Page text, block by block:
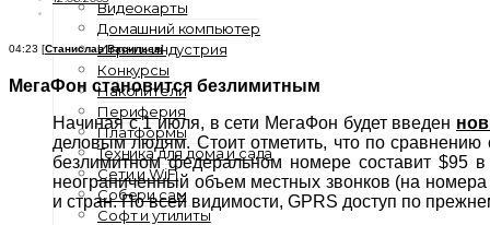
Видеокарты
Домашний компьютер
Игры и индустрия
Конкурсы
Накопители
Периферия
Платформы
Техника для дома и сада
Сети и WiFi
Собери сам
Софт и утилиты
04:23 [Станислав Васильев]
МегаФон становится безлимитным
Начиная с 1 июля, в сети МегаФон будет введен
деловым людям. Стоит отметить, что по
безлимитном федеральном номере составит $95
неограниченный объем местных звонков (на
и стран. По всей видимости, GPRS доступ по